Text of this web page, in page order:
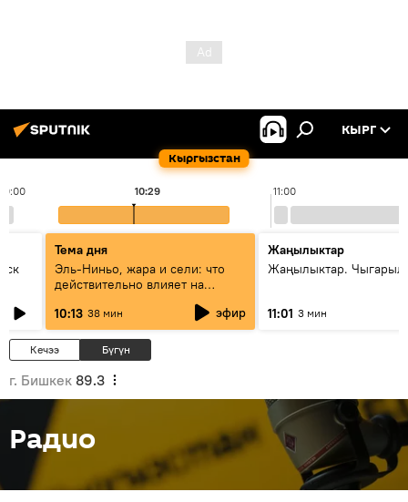
Кыргызстан
КЫРГ
10:00 11:00
10:29
Тема дня
Эль-Ниньо, жара и сели: что
действительно влияет на
10:13 38 мин эфир
Жаңылыктар
Жаңылыктар.
11:01 3 мин
Кечээ Бүгүн
г. Бишкек 89.3
Радио